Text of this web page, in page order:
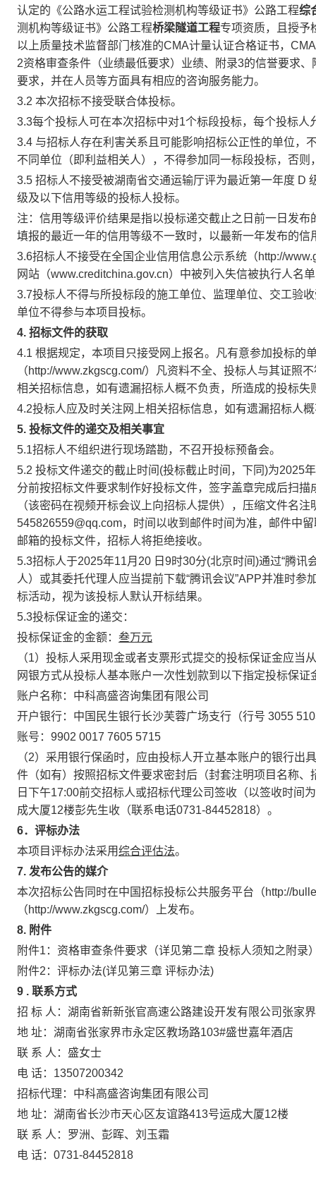
认定的《公路水运工程试验检测机构等级证书》公路工程综
测机构等级证书》公路工程桥梁隧道工程专项资质，且授予
以上质量技术监督部门核准的CMA计量认证合格证书，
2资格审查条件（业绩最低要求）业绩、附录3的信誉要求
要求， 并在人员等方面具有相应的咨询服务能力。
3.2 本次招标不接受联合体投标。
3.3每个投标人可在本次招标中对1个标段投标，每个投标人
3.4 与招标人存在利害关系且可能影响招标公正性的单位，
不同单位（即利益相关人），不得参加同一标段投标，否则
3.5 招标人不接受被湖南省交通运输厅评为最近第一年度 D
级及以下信用等级的投标人投标。
注：信用等级评价结果是指以投标递交截止之日前一日发
填报的最近一年的信用等级不一致时，以最新一年发布的信
3.6招标人不接受在全国企业信用信息公示系统（http://
网站（www.creditchina.gov.cn）中被列入失信被执行人名
3.7投标人不得与所投标段的施工单位、监理单位、交工验
单位不得参与本项目投标。
4. 招标文件的获取
4.1 根据规定，本项目只接受网上报名。凡有意参加投标的
（http://www.zkgscg.com/）
凡资料不全、投标人与其证照
相关招标信息，如有遗漏招标人概不负责，所造成的投标失
4.2投标人应及时关注网上相关招标信息，如有遗漏招标人
5. 投标文件的递交及相关事宜
5.1招标人不组织进行现场踏勘，不召开投标预备会。
5.2 投标文件递交的截止时间(投标截止时间，下同)为2025
分前按招标文件要求制作好投标文件，签字盖章完成后扫
（该密码在视频开标会议上向招标人提供），压缩文件名
545826559@qq.com，时间以收到邮件时间为准，邮件中
邮箱的投标文件，招标人将拒绝接收。
5.3招标人于2025年11月 20 日 9时30分(北京时间)通过“腾讯
人）或其委托代理人应当提前下载“腾讯会议”APP并准时
标活动，视为该投标人默认开标结果。
5.3投标保证金的递交：
投标保证金的金额： 叁万元
（1）投标人采用现金或者支票形式提交的投标保证金应当
网银方式从投标人基本账户一次性划款到以下指定投标保
账户名称：中科高盛咨询集团有限公司
开户银行：中国民生银行长沙芙蓉广场支行（行号 3055
账号： 9902 0017 7605 5715
（2）采用银行保函时，应由投标人开立基本账户的银行出
件（如有）按照招标文件要求密封后（封套注明项目名称、
日下午17:00前交招标人或招标代理公司签收（以签收时间
成大厦12楼彭先生收（联系电话0731-84452818）。
6．评标办法
本项目评标办法采用综合评估法。
7. 发布公告的媒介
本次招标公告同时在中国招标投标公共服务平台（http://
（http://www.zkgscg.com/）上发布。
8. 附件
附件1：资格审查条件要求（详见第二章 投标人须知之附录
附件2：评标办法(详见第三章 评标办法)
9 . 联系方式
招 标 人 ：湖南省新新张官高速公路建设开发有限公司张家
地 址： 湖南省张家界市永定区教场路103#盛世嘉年酒店
联 系 人： 盛女士
电 话： 13507200342
招标代理：中科高盛咨询集团有限公司
地 址： 湖南省长沙市天心区友谊路413号运成大厦12楼
联 系 人： 罗洲、彭晖、刘玉霜
电 话： 0731-84452818